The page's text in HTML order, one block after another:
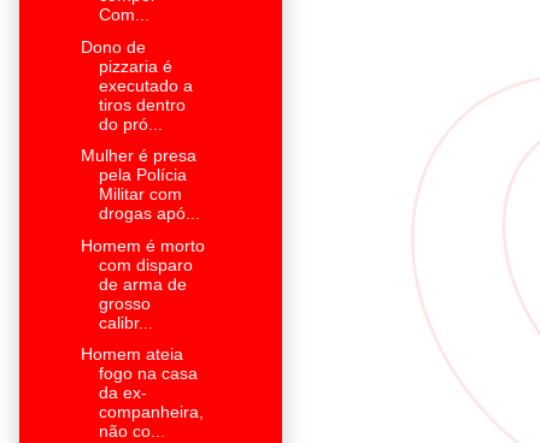
Com...
Dono de
pizzaria é
executado a
tiros dentro
do pró...
Mulher é presa
pela Polícia
Militar com
drogas apó...
Homem é morto
com disparo
de arma de
grosso
calibr...
Homem ateia
fogo na casa
da ex-
companheira,
não co...